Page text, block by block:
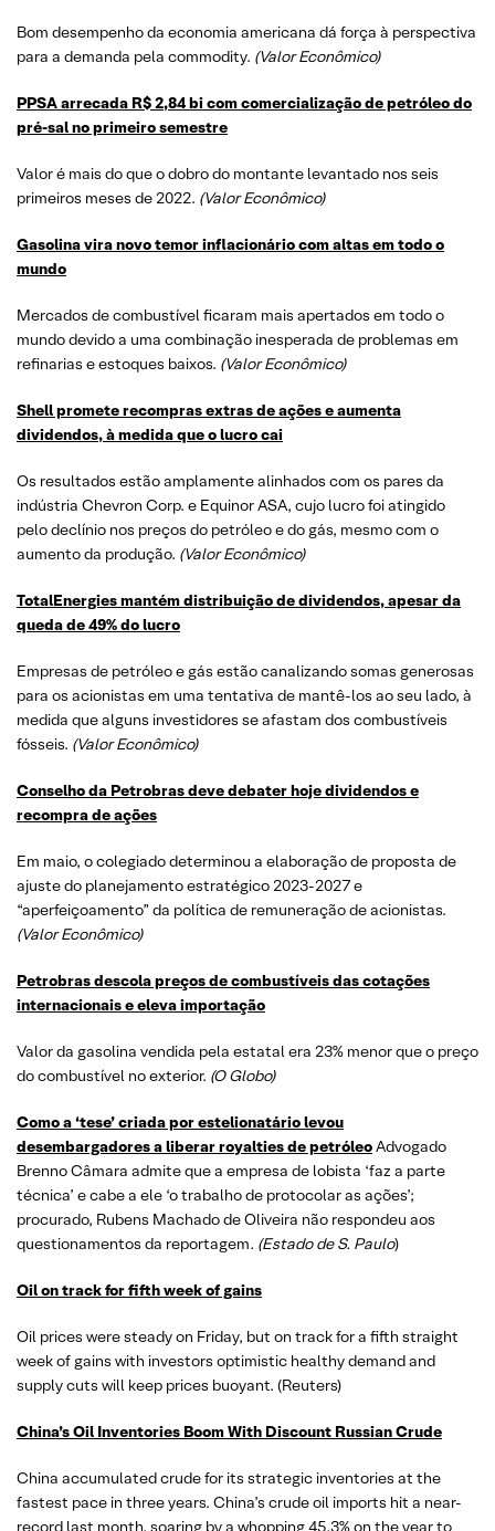
Bom desempenho da economia americana dá força à perspectiva
para a demanda pela commodity. (Valor Econômico)
PPSA arrecada R$ 2,84 bi com comercialização de petróleo do
pré-sal no primeiro semestre
Valor é mais do que o dobro do montante levantado nos seis
primeiros meses de 2022. (Valor Econômico)
Gasolina vira novo temor inflacionário com altas em todo o
mundo
Mercados de combustível ficaram mais apertados em todo o
mundo devido a uma combinação inesperada de problemas em
refinarias e estoques baixos. (Valor Econômico)
Shell promete recompras extras de ações e aumenta
dividendos, à medida que o lucro cai
Os resultados estão amplamente alinhados com os pares da
indústria Chevron Corp. e Equinor ASA, cujo lucro foi atingido
pelo declínio nos preços do petróleo e do gás, mesmo com o
aumento da produção. (Valor Econômico)
TotalEnergies mantém distribuição de dividendos, apesar da
queda de 49% do lucro
Empresas de petróleo e gás estão canalizando somas generosas
para os acionistas em uma tentativa de mantê-los ao seu lado, à
medida que alguns investidores se afastam dos combustíveis
fósseis. (Valor Econômico)
Conselho da Petrobras deve debater hoje dividendos e
recompra de ações
Em maio, o colegiado determinou a elaboração de proposta de
ajuste do planejamento estratégico 2023-2027 e
“aperfeiçoamento” da política de remuneração de acionistas.
(Valor Econômico)
Petrobras descola preços de combustíveis das cotações
internacionais e eleva importação
Valor da gasolina vendida pela estatal era 23% menor que o preço
do combustível no exterior. (O Globo)
Como a ‘tese’ criada por estelionatário levou
desembargadores a liberar royalties de petróleoAdvogado
Brenno Câmara admite que a empresa de lobista ‘faz a parte
técnica’ e cabe a ele ‘o trabalho de protocolar as ações’;
procurado, Rubens Machado de Oliveira não respondeu aos
questionamentos da reportagem. (Estado de S. Paulo)
Oil on track for fifth week of gains
Oil prices were steady on Friday, but on track for a fifth straight
week of gains with investors optimistic healthy demand and
supply cuts will keep prices buoyant. (Reuters)
China’s Oil Inventories Boom With Discount Russian Crude
China accumulated crude for its strategic inventories at the
fastest pace in three years. China’s crude oil imports hit a near-
record last month, soaring by a whopping 45.3% on the year to